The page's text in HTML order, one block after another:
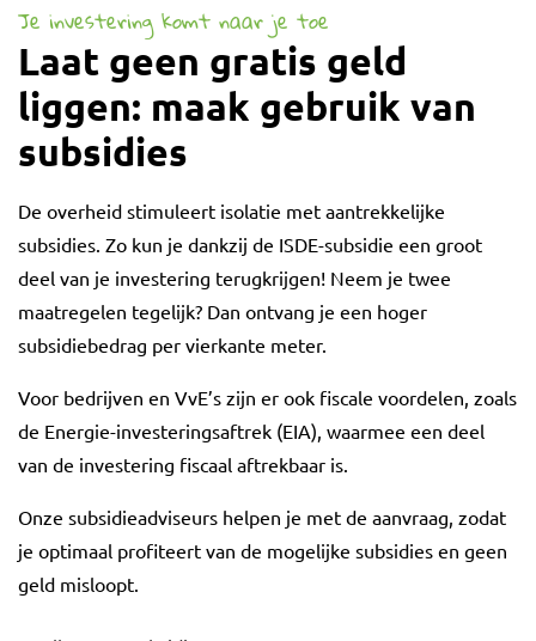
Je investering komt naar je toe
Laat geen gratis geld
liggen: maak gebruik van
subsidies
De overheid stimuleert isolatie met aantrekkelijke
subsidies. Zo kun je dankzij de ISDE-subsidie een groot
deel van je investering terugkrijgen! Neem je twee
maatregelen tegelijk? Dan ontvang je een hoger
subsidiebedrag per vierkante meter.
Voor bedrijven en VvE’s zijn er ook fiscale voordelen, zoals
de Energie-investeringsaftrek (EIA), waarmee een deel
van de investering fiscaal aftrekbaar is.
Onze subsidieadviseurs helpen je met de aanvraag, zodat
je optimaal profiteert van de mogelijke subsidies en geen
geld misloopt.